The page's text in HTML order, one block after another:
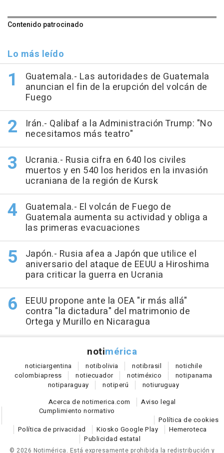
Contenido patrocinado
Lo más leído
Guatemala.- Las autoridades de Guatemala
anuncian el fin de la erupción del volcán de
Fuego
Irán.- Qalibaf a la Administración Trump: "No
necesitamos más teatro"
Ucrania.- Rusia cifra en 640 los civiles
muertos y en 540 los heridos en la invasión
ucraniana de la región de Kursk
Guatemala.- El volcán de Fuego de
Guatemala aumenta su actividad y obliga a
las primeras evacuaciones
Japón.- Rusia afea a Japón que utilice el
aniversario del ataque de EEUU a Hiroshima
para criticar la guerra en Ucrania
EEUU propone ante la OEA "ir más allá"
contra "la dictadura" del matrimonio de
Ortega y Murillo en Nicaragua
notimérica
noticiargentina notibolivia notibrasil notichile
colombiapress notiecuador notiméxico notipanama
notiparaguay notiperú notiuruguay
Acerca de notimerica.com
Aviso legal
Cumplimiento normativo
Política de cookies
Política de privacidad
Kiosko Google Play
Hemeroteca
Publicidad estatal
© 2026 Notimérica. Está expresamente prohibida la redistribución y